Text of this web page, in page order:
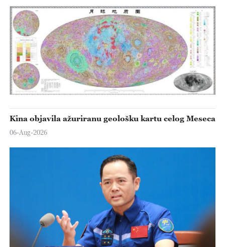
Kina objavila ažuriranu geološku kartu celog Meseca
06-Aug-2026